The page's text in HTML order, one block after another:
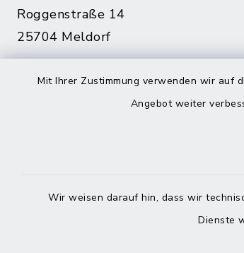
Mit Ihrer Zustimmung verwenden wir auf
Angebot weiter
Wir weisen darauf hin, dass wir
Dienste
Roggenstraße 14
25704 Meldorf
04832 6065-215